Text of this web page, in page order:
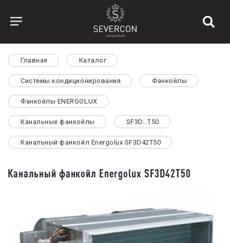
Главная Каталог
Системы кондиционирования Фанкойлы
Фанкойлы ENERGOLUX
Канальные фанкойлы SF3D…T50
Канальный фанкойл Energolux SF3D42T50
Канальный фанкойл Energolux SF3D42T50